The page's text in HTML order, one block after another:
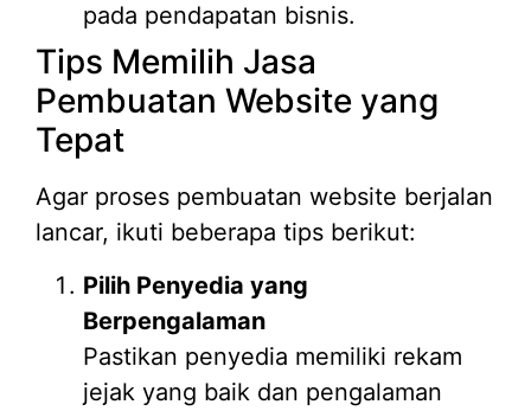
pada pendapatan bisnis.
Tips Memilih Jasa
Pembuatan Website yang
Tepat
Agar proses pembuatan website berjalan
lancar, ikuti beberapa tips berikut:
Pilih Penyedia yang
Berpengalaman
Pastikan penyedia memiliki rekam
jejak yang baik dan pengalaman